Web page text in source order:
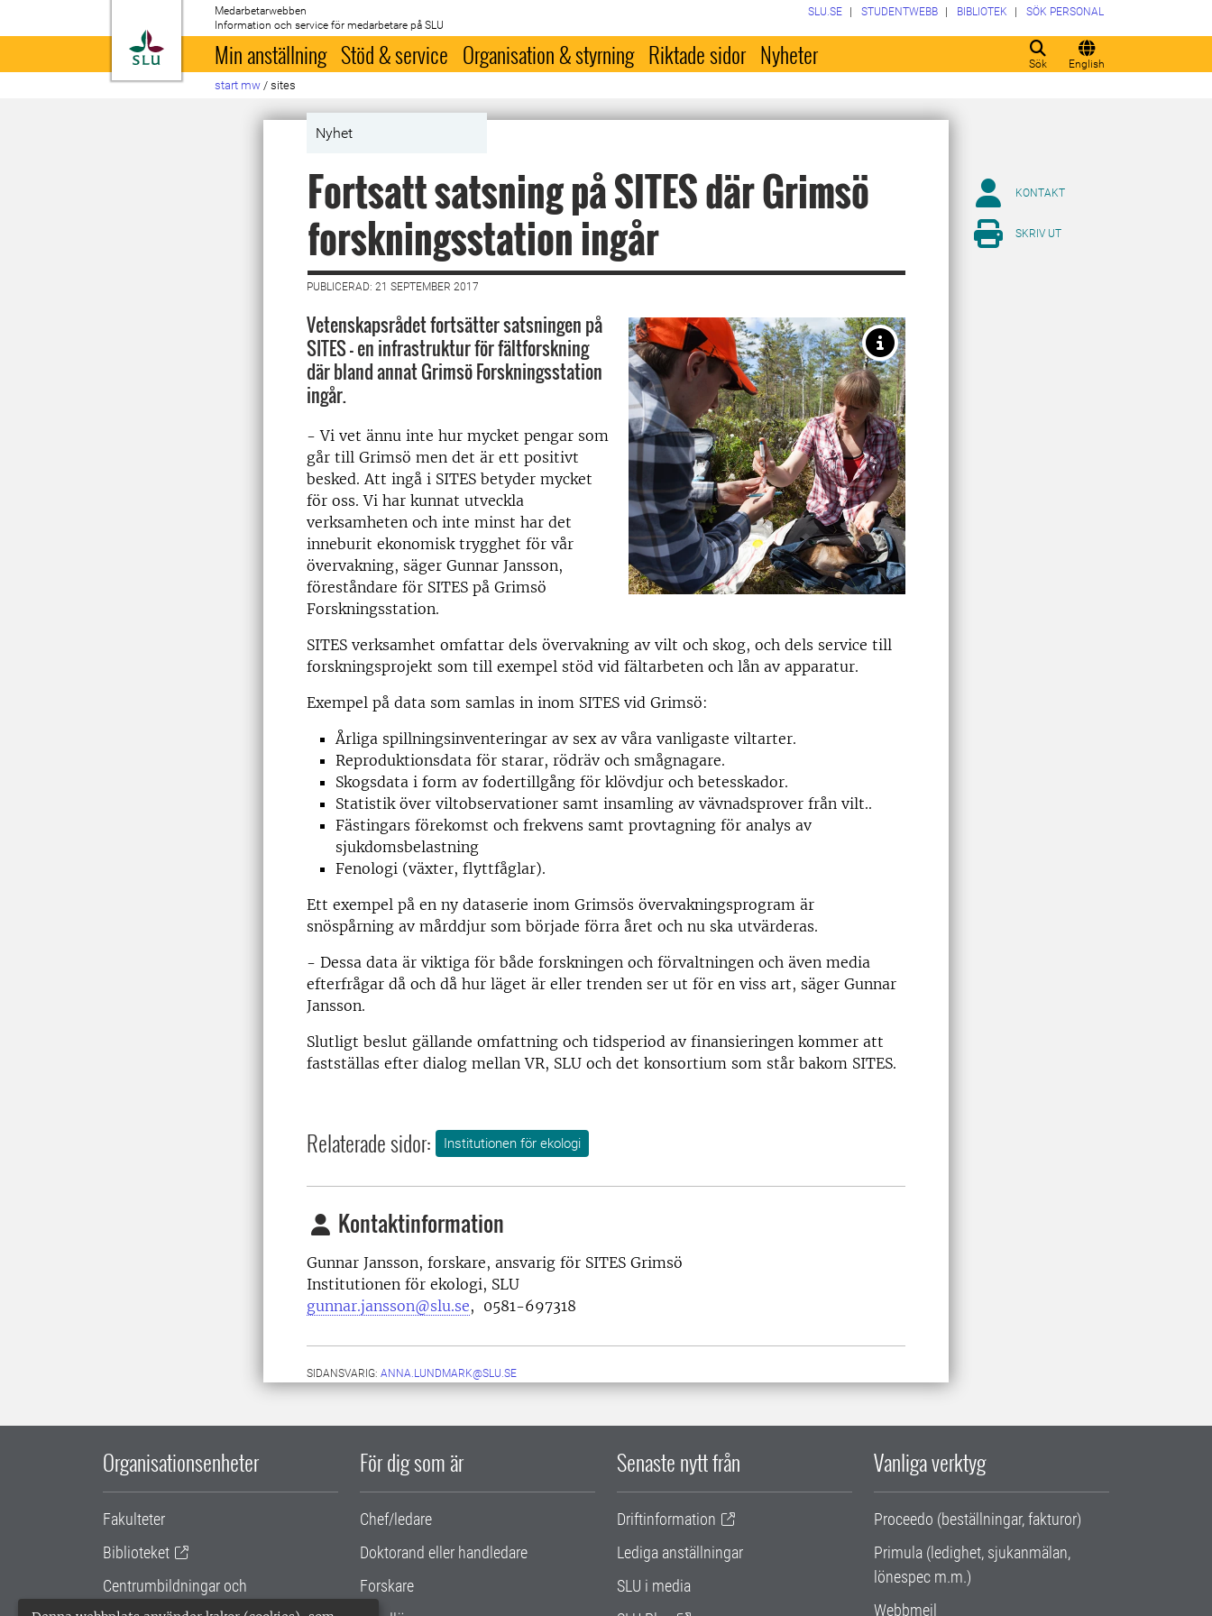
Till startsida
Medarbetarwebben
Information och service för medarbetare på SLU
Sök English
SLU.SE STUDENTWEBB BIBLIOTEK SÖK PERSONAL
Min anställning Stöd & service Organisation & styrning Riktade sidor Nyheter
start mw / sites
Nyhet
Fortsatt satsning på SITES där Grimsö
forskningsstation ingår
PUBLICERAD: 21 SEPTEMBER 2017
Vetenskapsrådet fortsätter satsningen på
SITES - en infrastruktur för fältforskning
där bland annat Grimsö Forskningsstation
ingår.
- Vi vet ännu inte hur mycket pengar som
går till Grimsö men det är ett positivt
besked. Att ingå i SITES betyder mycket
för oss. Vi har kunnat utveckla
verksamheten och inte minst har det
inneburit ekonomisk trygghet för vår
övervakning, säger Gunnar Jansson,
föreståndare för SITES på Grimsö
Forskningsstation.
SITES verksamhet omfattar dels övervakning av vilt och skog, och dels service till
forskningsprojekt som till exempel stöd vid fältarbeten och lån av apparatur.
Exempel på data som samlas in inom SITES vid Grimsö:
Årliga spillningsinventeringar av sex av våra vanligaste viltarter.
Reproduktionsdata för starar, rödräv och smågnagare.
Skogsdata i form av fodertillgång för klövdjur och betesskador.
Statistik över viltobservationer samt insamling av vävnadsprover från vilt..
Fästingars förekomst och frekvens samt provtagning för analys av
sjukdomsbelastning
Fenologi (växter, flyttfåglar).
Ett exempel på en ny dataserie inom Grimsös övervakningsprogram är
snöspårning av mårddjur som började förra året och nu ska utvärderas.
- Dessa data är viktiga för både forskningen och förvaltningen och även media
efterfrågar då och då hur läget är eller trenden ser ut för en viss art, säger Gunnar
Jansson.
Slutligt beslut gällande omfattning och tidsperiod av finansieringen kommer att
fastställas efter dialog mellan VR, SLU och det konsortium som står bakom SITES.
Relaterade sidor: Institutionen för ekologi
Kontaktinformation
Gunnar Jansson, forskare, ansvarig för SITES Grimsö
Institutionen för ekologi, SLU
gunnar.jansson@slu.se, 0581-697318
SIDANSVARIG: ANNA.LUNDMARK@SLU.SE
KONTAKT
SKRIV UT
Organisationsenheter
Fakulteter
Biblioteket
Centrumbildningar och
samarbetsprojekt
För dig som är
Chef/ledare
Doktorand eller handledare
Forskare
Senaste nytt från
Driftinformation
Lediga anställningar
SLU i media
Vanliga verktyg
Proceedo (beställningar, fakturor)
Primula (ledighet, sjukanmälan,
lönespec m.m.)
Webbmejl